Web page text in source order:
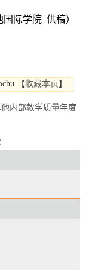
国际学院 供稿）
【收藏本页 】
内部教学质量年度